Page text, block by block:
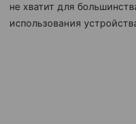
не хватит для
использования